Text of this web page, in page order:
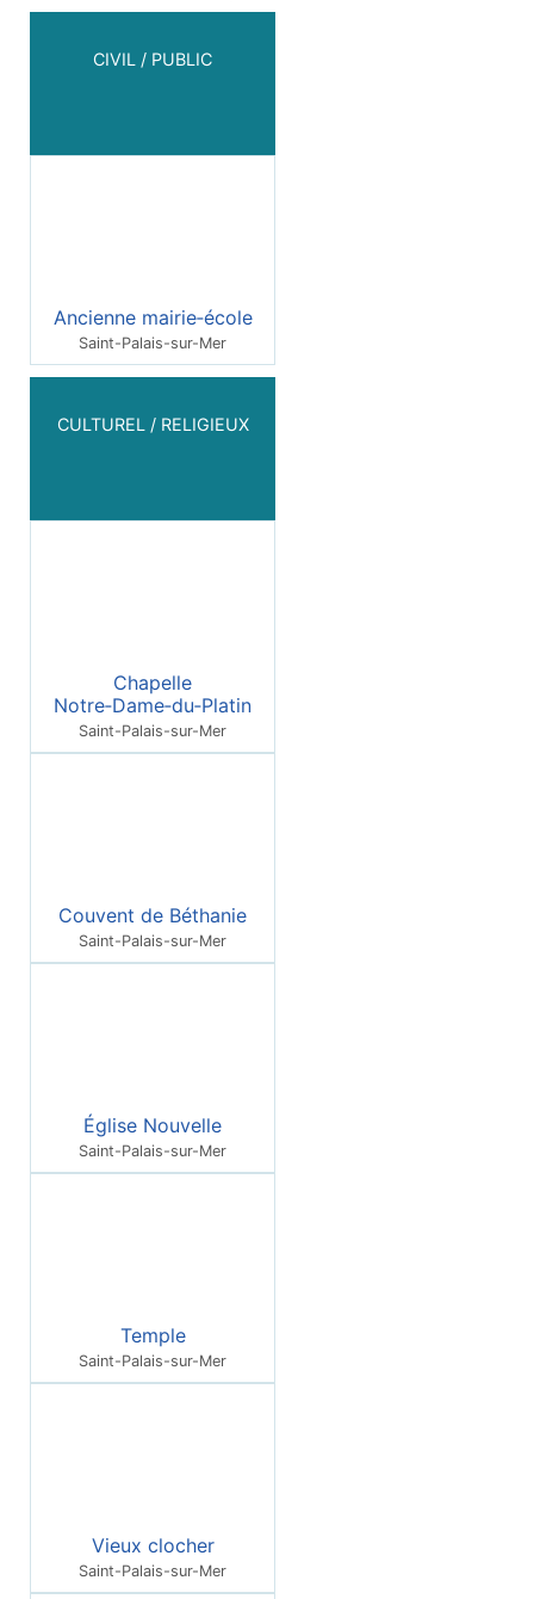
CIVIL / PUBLIC
Ancienne mairie‑école
Saint-Palais-sur-Mer
CULTUREL / RELIGIEUX
Chapelle
Notre‑Dame‑du‑Platin
Saint-Palais-sur-Mer
Couvent de Béthanie
Saint-Palais-sur-Mer
Église Nouvelle
Saint-Palais-sur-Mer
Temple
Saint-Palais-sur-Mer
Vieux clocher
Saint-Palais-sur-Mer